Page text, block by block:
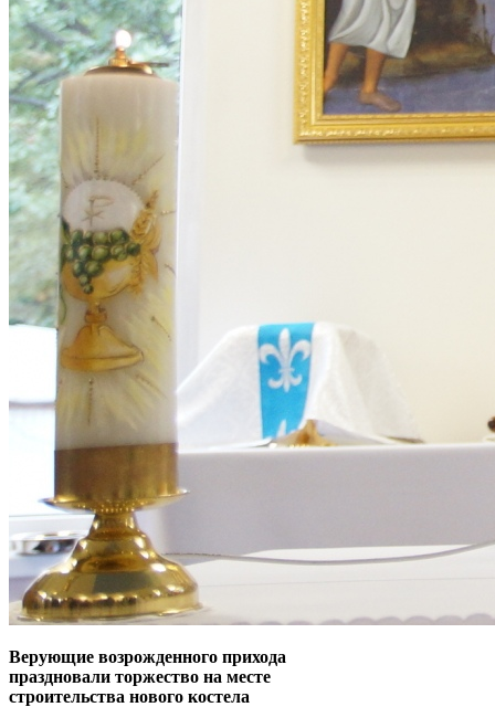
Верующие возрожденного прихода
праздновали торжество на месте
строительства нового костела